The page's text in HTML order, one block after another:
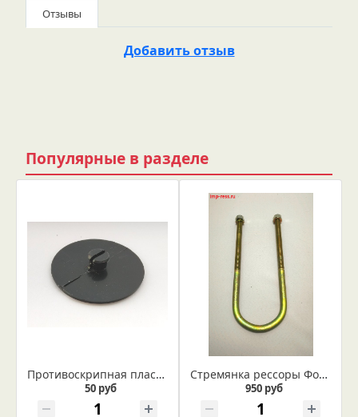
Отзывы
Добавить отзыв
Популярные в разделе
Противоскрипная пластина
50 руб
Стремянка рессоры Форд Ренджер
950 руб